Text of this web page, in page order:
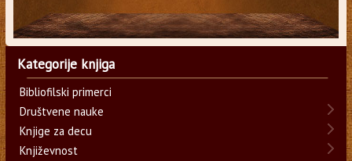
Kategorije knjiga
Bibliofilski primerci
Društvene nauke
Knjige za decu
Književnost